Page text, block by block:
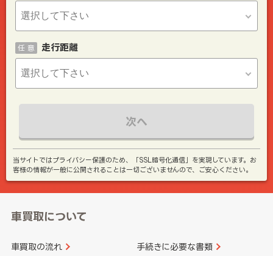
走行距離
任 意
次へ
当サイトではプライバシー保護のため、「SSL暗号化通信」を実現しています。お
客様の情報が一般に公開されることは一切ございませんので、ご安心ください。
車買取について
車買取の流れ 手続きに必要な書類